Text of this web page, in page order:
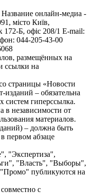
онлайн-медиа -
місто Київ,
Б, офіс 208/1 E-mail:
044-205-43-00
размещённых на
ссылки на
страницы «Новости
– обязательна
систем гиперссылка.
в независимости от
материалов.
– должна быть
первом абзаце
"Экспертиза",
"Власть", "Выборы",
публикуются на
с